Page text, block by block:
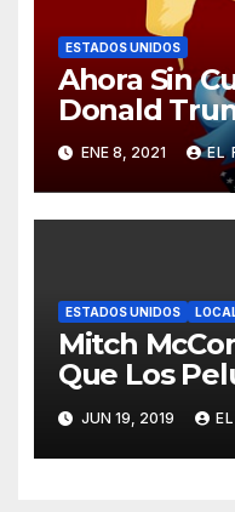
ESTADOS UNIDOS
Ahora Sin
Donald
ENE 8, 2021 EL
ESTADOS UNIDOS
Mitch
Que Los
Comunistas
La Estadidad
JUN 19, 2019